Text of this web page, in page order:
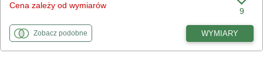
Cena zależy od wymiarów
9
Zobaczfototapety
podobnedo Lew na ścianie z cegły WYMIARY